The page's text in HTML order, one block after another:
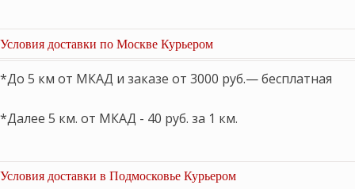
Условия доставки по Москве Курьером
*До 5 км от МКАД и заказе от 3000 руб.— бесплатная
*Далее 5 км. от МКАД - 40 руб. за 1 км.
Условия доставки в Подмосковье Курьером